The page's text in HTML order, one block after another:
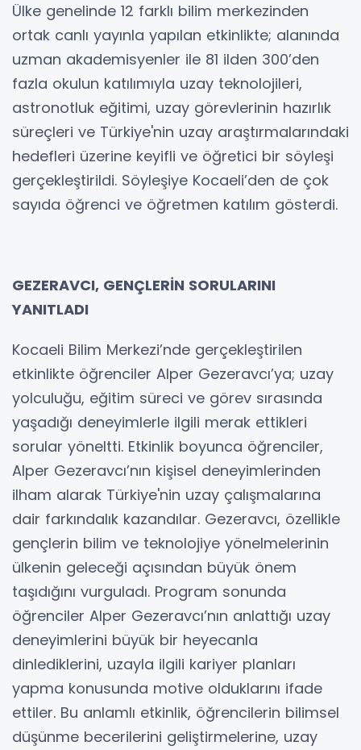
Ülke genelinde 12 farklı bilim merkezinden
ortak canlı yayınla yapılan etkinlikte; alanında
uzman akademisyenler ile 81 ilden 300’den
fazla okulun katılımıyla uzay teknolojileri,
astronotluk eğitimi, uzay görevlerinin hazırlık
süreçleri ve Türkiye'nin uzay araştırmalarındaki
hedefleri üzerine keyifli ve öğretici bir söyleşi
gerçekleştirildi. Söyleşiye Kocaeli’den de çok
sayıda öğrenci ve öğretmen katılım gösterdi.
GEZERAVCI, GENÇLERİN SORULARINI
YANITLADI
Kocaeli Bilim Merkezi’nde gerçekleştirilen
etkinlikte öğrenciler Alper Gezeravcı’ya; uzay
yolculuğu, eğitim süreci ve görev sırasında
yaşadığı deneyimlerle ilgili merak ettikleri
sorular yöneltti. Etkinlik boyunca öğrenciler,
Alper Gezeravcı’nın kişisel deneyimlerinden
ilham alarak Türkiye'nin uzay çalışmalarına
dair farkındalık kazandılar. Gezeravcı, özellikle
gençlerin bilim ve teknolojiye yönelmelerinin
ülkenin geleceği açısından büyük önem
taşıdığını vurguladı. Program sonunda
öğrenciler Alper Gezeravcı’nın anlattığı uzay
deneyimlerini büyük bir heyecanla
dinlediklerini, uzayla ilgili kariyer planları
yapma konusunda motive olduklarını ifade
ettiler. Bu anlamlı etkinlik, öğrencilerin bilimsel
düşünme becerilerini geliştirmelerine, uzay